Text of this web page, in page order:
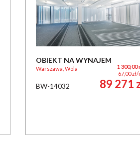
OBIEKT NA WYNAJEM
Warszawa, Wola 1 300,00
67,00 zł/
BW-14032 89 271